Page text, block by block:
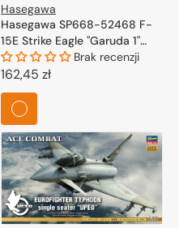
Hasegawa
Hasegawa SP668-52468 F-
15E Strike Eagle "Garuda 1"
Ace Combat 7 1/72Brak recenzji
Cena
regularna
162,45 zł